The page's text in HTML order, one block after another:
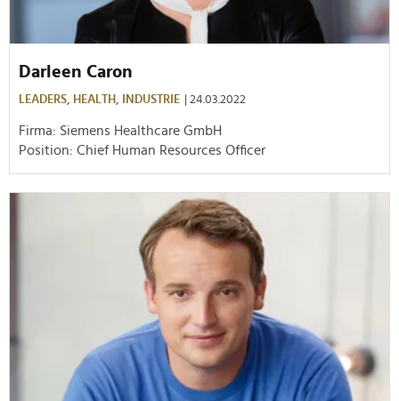
Darleen Caron
LEADERS, HEALTH, INDUSTRIE | 24.03.2022
Firma: Siemens Healthcare GmbH
Position: Chief Human Resources Officer